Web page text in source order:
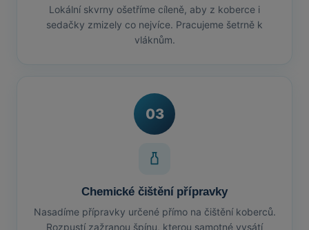
Lokální skvrny ošetříme cíleně, aby z koberce i
sedačky zmizely co nejvíce. Pracujeme šetrně k
vláknům.
03
Chemické čištění přípravky
Nasadíme přípravky určené přímo na čištění koberců.
Rozpustí zažranou špínu, kterou samotné vysátí